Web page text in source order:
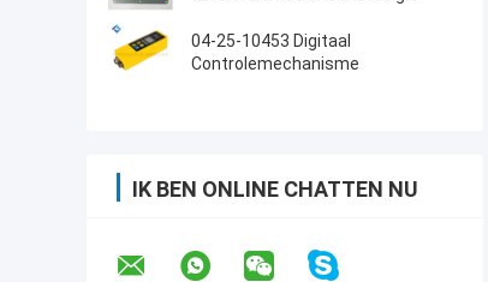
04-25-10453 Digitaal
Controlemechanisme
IK BEN ONLINE CHATTEN NU